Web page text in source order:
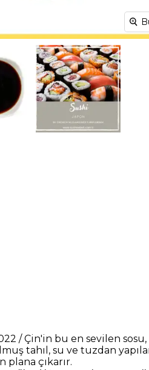
/ Çin'in bu en sevilen
tahıl, su ve tuzdan
çıkarır.